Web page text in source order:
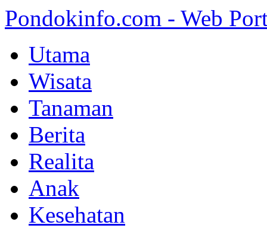
Pondokinfo.com - Web
Utama
Wisata
Tanaman
Berita
Realita
Anak
Kesehatan